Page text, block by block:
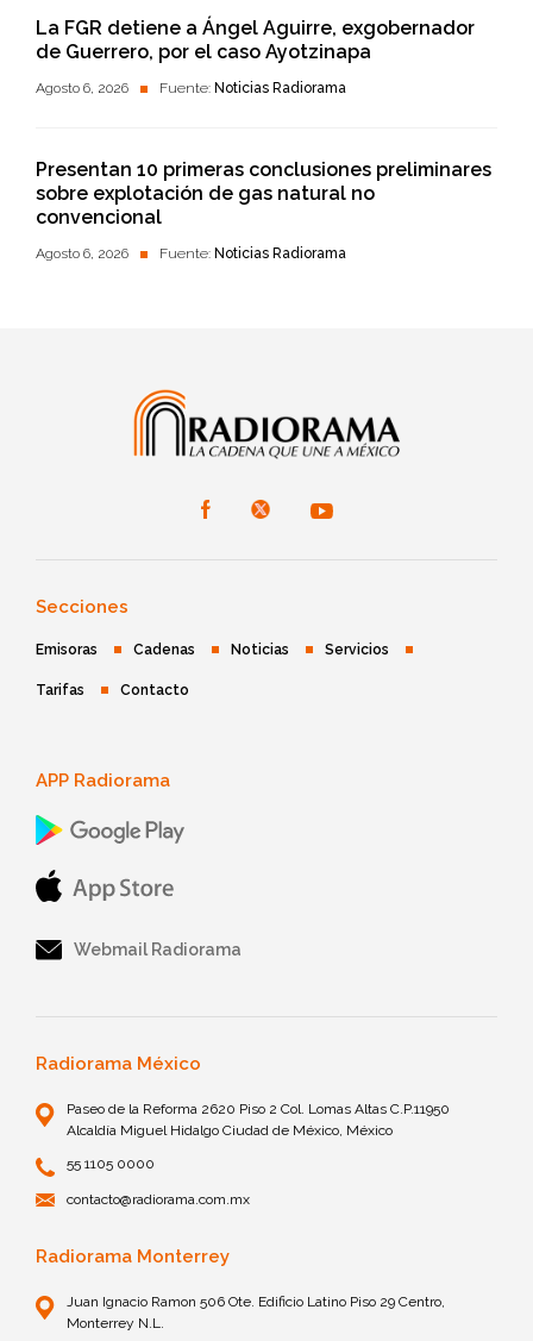
La FGR detiene a Ángel Aguirre, exgobernador
de Guerrero, por el caso Ayotzinapa
Agosto 6, 2026 Fuente: Noticias Radiorama
Presentan 10 primeras conclusiones preliminares
sobre explotación de gas natural no
convencional
Agosto 6, 2026 Fuente: Noticias Radiorama
Secciones
Emisoras Cadenas Noticias Servicios
Tarifas Contacto
APP Radiorama
Webmail Radiorama
Radiorama México
Paseo de la Reforma 2620 Piso 2 Col. Lomas Altas C.P.11950
Alcaldía Miguel Hidalgo Ciudad de México, México
55 1105 0000
contacto@radiorama.com.mx
Radiorama Monterrey
Juan Ignacio Ramon 506 Ote. Edificio Latino Piso 29 Centro,
Monterrey N.L.